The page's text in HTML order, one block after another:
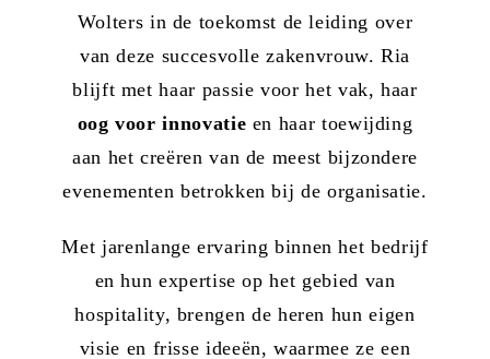
Wolters in de toekomst de leiding over
van deze succesvolle zakenvrouw. Ria
blijft met haar passie voor het vak, haar
oog voor innovatie en haar toewijding
aan het creëren van de meest bijzondere
evenementen betrokken bij de organisatie.
Met jarenlange ervaring binnen het bedrijf
en hun expertise op het gebied van
hospitality, brengen de heren hun eigen
visie en frisse ideeën, waarmee ze een